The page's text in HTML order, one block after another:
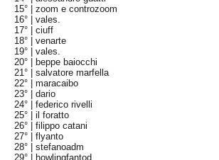
15° |zoom e controzoom
16° |vales.
17° |ciuff
18° |venarte
19° |vales.
20° |
beppe baiocchi
21° |salvatore marfella
22° |maracaibo
23° |dario
24° |federico rivelli
25° |il foratto
26° |filippo catani
27° |flyanto
28° |stefanoadm
29° |
howlingfantod